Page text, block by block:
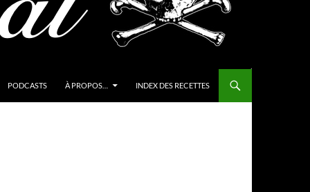
PODCASTS À PROPOS… INDEX DES RECETTES